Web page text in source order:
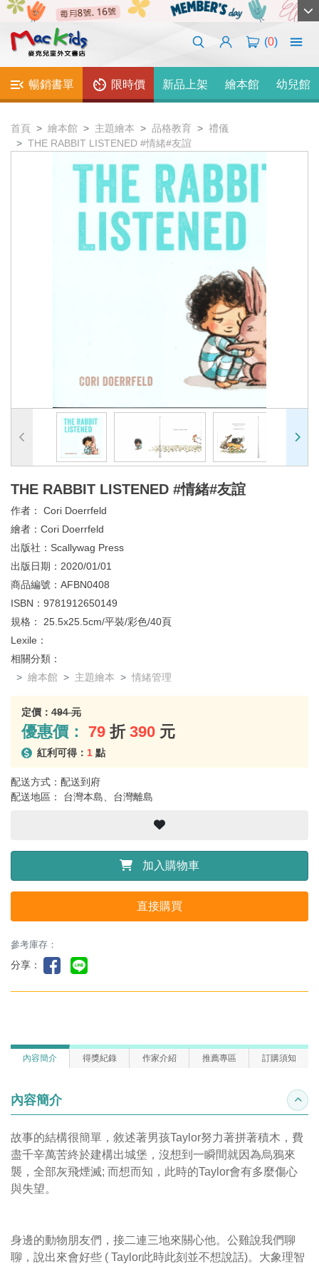
(0)
暢銷書單 限時價 新品上架 繪本館 幼兒館
首頁 繪本館 主題繪本 品格教育
禮儀
THE RABBIT LISTENED #情緒#友誼
THE RABBIT LISTENED #情緒#友誼
作者： Cori Doerrfeld
繪者： Cori Doerrfeld
出版社： Scallywag Press
出版日期： 2020/01/01
商品編號： AFBN0408
ISBN： 9781912650149
規格： 25.5x25.5cm/平裝/彩色/40頁
Lexile：
相關分類：
繪本館
主題繪本 情緒管理
定價： 494 元
優惠價： 79 折 390 元
紅利可得： 1 點
配送方式：配送到府
配送地區： 台灣本島、台灣離島
加入購物車
直接購買
參考庫存：
分享：
內容簡介 得獎紀錄 作家介紹 推薦專區 訂購須知
內容簡介 收合
故事的結構很簡單，敘述著男孩Taylor努力著拼著積木，費
盡千辛萬苦終於建構出城堡，沒想到一瞬間就因為烏鴉來
襲，全部灰飛煙滅; 而想而知，此時的Taylor會有多麼傷心
與失望。
身邊的動物朋友們，接二連三地來關心他。公雞說我們聊
聊，說出來會好些 ( Taylor此時此刻並不想說話)。大象理智